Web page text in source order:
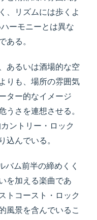
、リズムには歩くよ
ーモニーとは異な
ある。
あるいは酒場的な空
りも、場所の雰囲気
ター的なイメージ
うさを連想させる。
ントリー・ロック
込んでいる。
バム前半の締めくく
を加える楽曲であ
トコースト・ロック
風景を含んでいるこ